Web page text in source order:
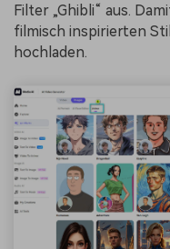
Filter „Ghibli“ aus.
filmisch inspirierten
hochladen.